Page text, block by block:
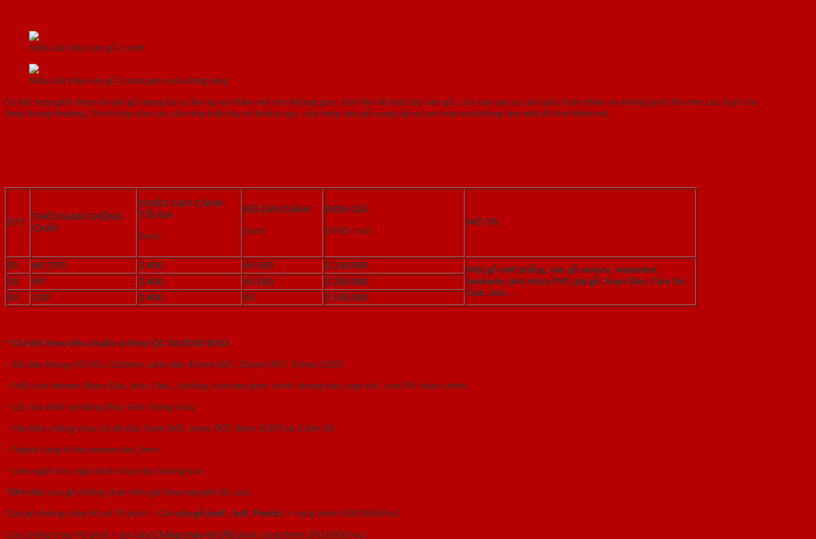
Mẫu cửa thép vân gỗ 2 cánh
Mẫu cửa thép vân gỗ 2 cánh gam màu trắng sáng
Sự kết hợp giữa thép và vân gỗ mang lại sự ấm áp và thẩm mỹ cho không gian. Sơn lên bề mặt lớp vân gỗ, cửa này tạo ra cảm giác thân thiện và không lạnh lẽo như các loại cửa
thép thông thường. Thích hợp cho các căn nhà biệt thự và khách sạn, cửa thép vân gỗ cung cấp sự an toàn mà không làm mất đi tính thẩm mỹ.
STT
THỜI GIAN CHỐNG
CHÁY
CHIỀU CAO CÁNH
TỐI ĐA
(mm)
ĐỘ DÀY CÁNH
(mm)
ĐƠN GIÁ
(VNĐ/ m2)
MÔ TẢ
01 60’ (70’) 2.400 45 (50) 2.150.000
Mặt gỗ mdf phẵng, vân gỗ veneer, melamine,
laminate, phủ nhựa PVC giả gỗ: Xoan Đào, Căm Xe,
Oak, Ash …
02 90’ 2.400 45 (50)
2.350.000
03
120’ 2.400 50 2.550.000
° Chi tiết theo tiêu chuẩn và theo QC 06/2010 BXD:
– Độ dày khung 45/50 x 110mm; cánh dày 45mm (60’), 50mm (90’), 55mm (120’).
– Mặt cửa Veneer (Xoan Đào, Ash, Oak…) phẳng, cửa bao gồm: cánh, khung bao, nẹp chỉ, sơn PU hoàn chỉnh.
– Lõi cửa nhồi sợi bông thủy tinh chống cháy.
– Hai tấm chống cháy có độ dày 5mm (60’), 6mm (90’), 8mm (120’) ép 2 bên lõi.
– Ngoài cùng là lớp veneer dày 3mm.
– Join ngăn lửa, ngăn khói chạy dọc khung bao.
*Ghi chú: cửa gỗ chống cháy tính giá theo nguyên tắc sau:
Cửa gỗ chống cháy 60 và 70 phút = Giá cửa gỗ (mdf , hdf, Plastic) + cộng thêm 500.000đ/m2.
Cửa chống cháy 90 phút = giá cửa Chống cháy 60 (70) phút cộng thêm 200.000đ/m2,